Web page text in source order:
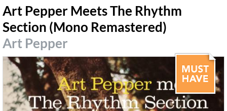
Art Pepper Meets The Rhythm
Section (Mono Remastered)
Art Pepper